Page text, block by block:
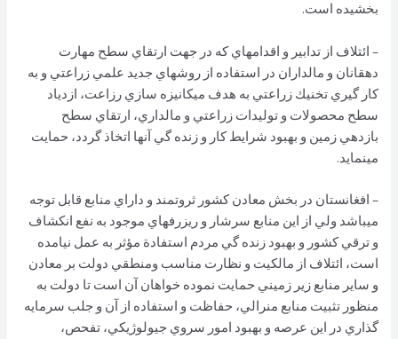
بخشيده است.
– ائتلاف از تدابير و اقدامهاي كه در جهت ارتقاي سطح مهارت
دهقانان و مالداران در استفاده از روشهاي جديد علمي زراعتي و به
كار گيري تخنيك زراعتي به هدف ميكانيزه سازي رزاعت، ازدياد
سطح محصولات و توليدات زراعتي و مالداري، ارتقاي سطح
بازدهي زمين و بهبود شرايط كار و زنده گي آنها اتخاذ گردد، حمايت
مينمايد.
– افغانستان در بخش معادن كشور ثروتمند و داراي منابع قابل توجه
ميباشد ولي از اين منابع سرشار و ريزرفهاي موجود به نفع انكشاف
و ترقي كشور و بهبود زنده گي مردم استفادة مؤثر به عمل نيامده
است، ائتلاف از مالكيت و نظارت مناسب ومنطقي دولت بر معادن
و ساير منابع زير زميني حمايت نموده خواهان آن است تا دولت به
منظور تثبيت منابع منرالي، حفاظت و استفاده از آن و جلب سرمايه
گذاري در اين عرصه و بهبود امور سروي جيولوژيكي، تفحص،